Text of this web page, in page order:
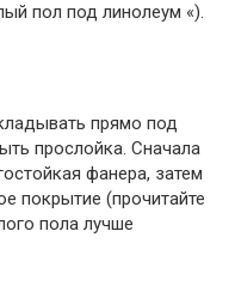
пол под линолеум «).
прямо под
прослойка. Сначала
фанера, затем
покрытие (прочитайте
пола лучше